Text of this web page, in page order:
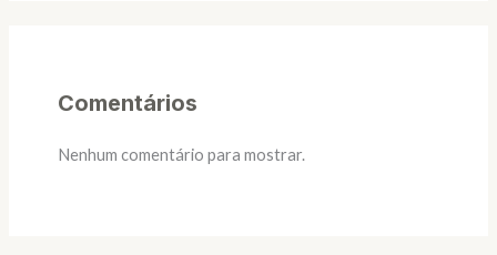
Comentários
Nenhum comentário para mostrar.